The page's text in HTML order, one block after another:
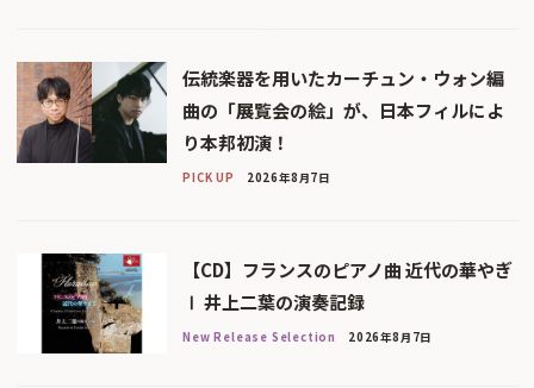
伝統楽器を用いたカーチュン・ウォン編
曲の「展覧会の絵」が、日本フィルによ
り本邦初演！
PICK UP 2026年8月7日
【CD】フランスのピアノ曲 近代の華やぎ
Ⅰ 井上二葉の演奏記録
New Release Selection 2026年8月7日